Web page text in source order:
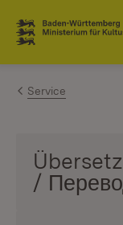
Zum Inhalt
Link zur
Service